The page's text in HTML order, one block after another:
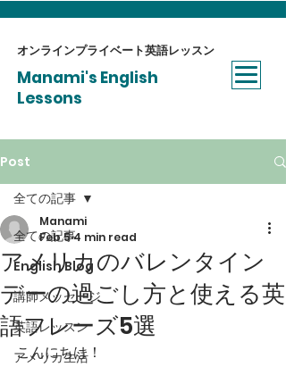
オンラインプライベート​英語レッスン
Manami's English
Lessons
Post
全ての記事
English Blog
講師メッセージ
英語レッスン
アメリカ生活
全ての記事
アメリカのバレンタイン
デーの過ごし方と使える英
語フレーズ5選
Manami
Feb 54 min read
こんにちは！